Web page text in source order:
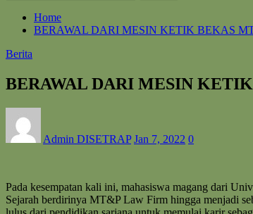
Home
BERAWAL DARI MESIN KETIK BEKAS
Berita
BERAWAL DARI MESIN
Admin DISETRAP Jan 7, 2022 0
Pada kesempatan kali ini, mahasiswa magang dari
Sejarah berdirinya MT&P Law Firm hingga menjadi